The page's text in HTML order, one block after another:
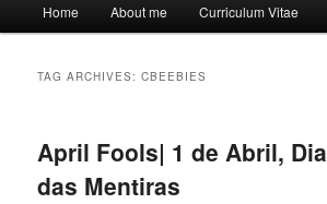
Home About me Curriculum Vitae
TAG ARCHIVES:CBEEBIES
April Fools| 1 de Abril, Dia
das Mentiras